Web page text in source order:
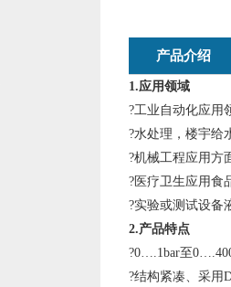
产品介绍
1.应用领域
?工业自动化应用
?水处理，楼宇给
?机械工程应用方
? 医疗卫生应用食
?实验或测试设备
2.产品特点
?0….1bar至0….4
?结构紧凑、 采用